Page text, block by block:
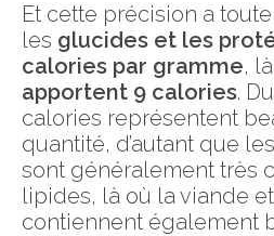
Et cette précision a
les glucides et les
calories par gramme,
apportent 9 calories.
calories représentent
quantité, d’autant que
sont généralement très
lipides, là où la viande
contiennent également